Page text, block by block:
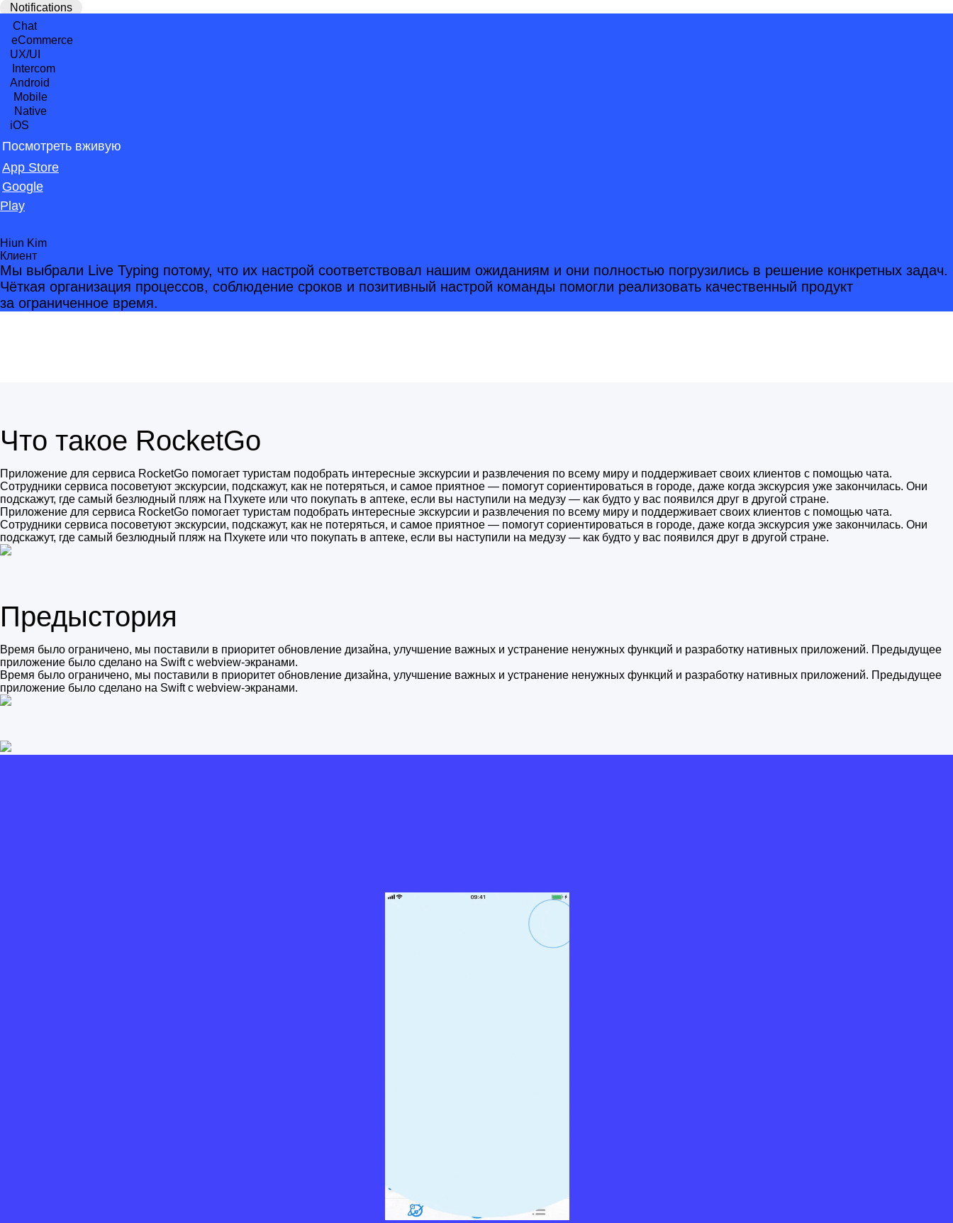
Notifications
Chat
eCommerce
UX/UI
Intercom
Android
Mobile
Native
iOS
Посмотреть вживую
App Store
Google
Play
Hiun Kim
Клиент
Мы выбрали Live Typing потому, что их настрой соответствовал нашим ожиданиям и они полностью погрузились в решение конкретных задач.
Чёткая организация процессов, соблюдение сроков и позитивный настрой команды помогли реализовать качественный продукт
за ограниченное время.
Что такое RocketGo
Приложение для сервиса RocketGo помогает туристам подобрать интересные экскурсии и развлечения по всему миру и поддерживает своих клиентов с помощью чата.
Сотрудники сервиса посоветуют экскурсии, подскажут, как не потеряться, и самое приятное — помогут сориентироваться в городе, даже когда экскурсия уже закончилась. Они
подскажут, где самый безлюдный пляж на Пхукете или что покупать в аптеке, если вы наступили на медузу — как будто у вас появился друг в другой стране.
Приложение для сервиса RocketGo помогает туристам подобрать интересные экскурсии и развлечения по всему миру и поддерживает своих клиентов с помощью чата.
Сотрудники сервиса посоветуют экскурсии, подскажут, как не потеряться, и самое приятное — помогут сориентироваться в городе, даже когда экскурсия уже закончилась. Они
подскажут, где самый безлюдный пляж на Пхукете или что покупать в аптеке, если вы наступили на медузу — как будто у вас появился друг в другой стране.
Предыстория
Время было ограничено, мы поставили в приоритет обновление дизайна, улучшение важных и устранение ненужных функций и разработку нативных приложений. Предыдущее
приложение было сделано на Swift с webview-экранами.
Время было ограничено, мы поставили в приоритет обновление дизайна, улучшение важных и устранение ненужных функций и разработку нативных приложений. Предыдущее
приложение было сделано на Swift с webview-экранами.